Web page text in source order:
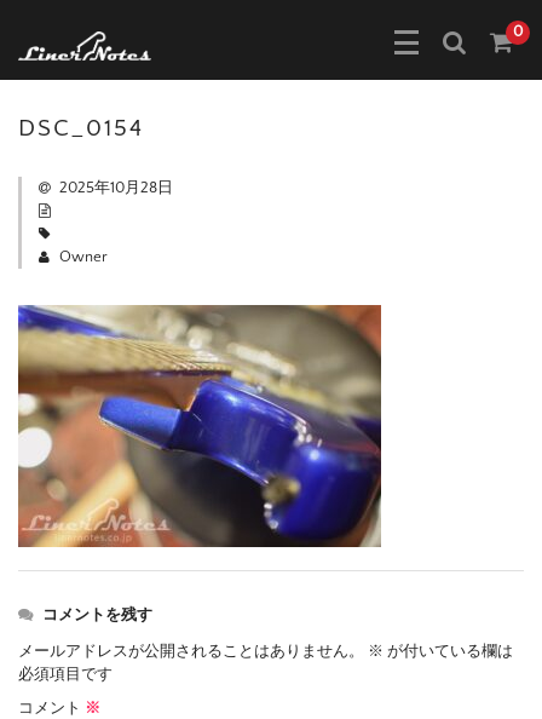
0
DSC_0154
2025年10月28日
Owner
コメントを残す
メールアドレスが公開されることはありません。 ※ が付いている欄は
必須項目です
コメント ※